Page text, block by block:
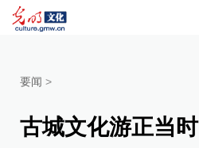
要闻 >
古城文化游正当时